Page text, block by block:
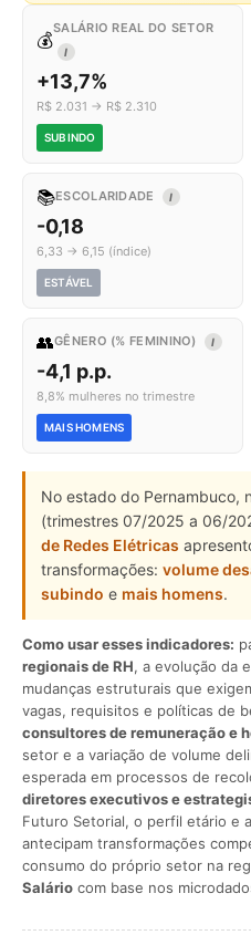
💰
SALÁRIO REAL DO SETOR
I
+13,7%
R$ 2.031 → R$ 2.310
SUBINDO
📚ESCOLARIDADE I
-0,18
6,33 → 6,15 (índice)
ESTÁVEL
👥GÊNERO (% FEMININO) I
-4,1 p.p.
8,8% mulheres no trimestre
MAIS HOMENS
No estado do Pernambuco,
(trimestres 07/2025 a 06/
de Redes Elétricas
transformações: volume
subindo e mais homens.
Como usar esses indicadores:
regionais de RH, a evolução da
mudanças estruturais que
vagas, requisitos e políticas de
consultores de remuneração e
setor e a variação de volume
esperada em processos de
diretores executivos e
Futuro Setorial, o perfil etário e
antecipam transformações
consumo do próprio setor na
Salário com base nos